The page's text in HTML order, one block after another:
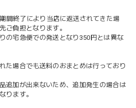
間終了により当店に返送されてきた場
ご負担となります。
の宅急便での発送となり350円とは異な
た場合でも送料のおまとめは行っており
追加が出来ないため、追加発生の場合は
ります。